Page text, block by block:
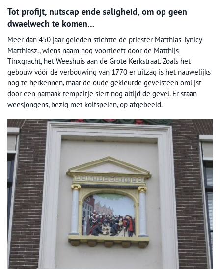
Tot profijt, nutscap ende saligheid, om op geen
dwaelwech te komen…
Meer dan 450 jaar geleden stichtte de priester Matthias Tynicy
Matthiasz., wiens naam nog voortleeft door de Matthijs
Tinxgracht, het Weeshuis aan de Grote Kerkstraat. Zoals het
gebouw vóór de verbouwing van 1770 er uitzag is het nauwelijks
nog te herkennen, maar de oude gekleurde gevelsteen omlijst
door een namaak tempeltje siert nog altijd de gevel. Er staan
weesjongens, bezig met kolfspelen, op afgebeeld.